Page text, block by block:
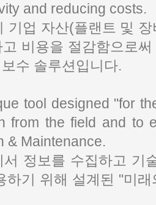
and reducing costs.
기업 자산(플랜트 및
비용을 절감함으로
수 솔루션입니다.
tool designed "for
from the field and to
& Maintenance.
정보를 수집하고 기
하기 위해 설계된 "미